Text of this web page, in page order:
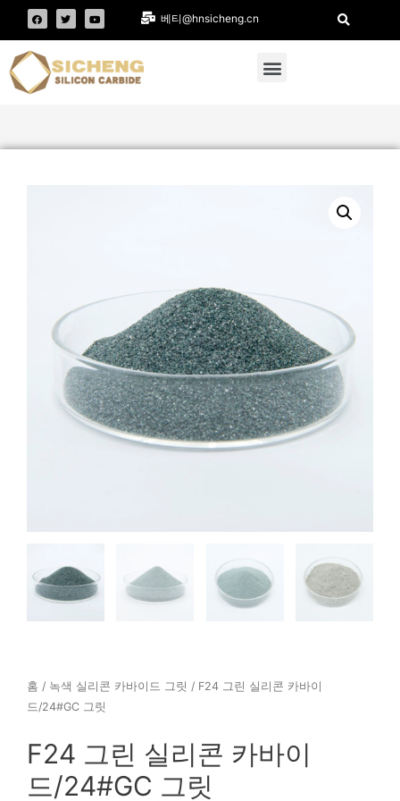
베티@hnsicheng.cn
홈 / 녹색 실리콘 카바이드 그릿 / F24 그린 실리콘 카바이
드/24#GC 그릿
F24 그린 실리콘 카바이
드/24#GC 그릿